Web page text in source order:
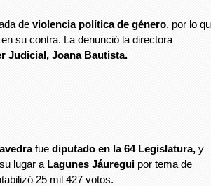
de violencia política de género, por lo
su contra. La denunció la directora
Judicial, Joana Bautista.
fue diputado en la 64 Legislatura, y
lugar a Lagunes Jáuregui por tema de
25 mil 427 votos.